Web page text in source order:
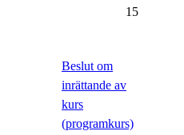
15
Beslut om
inrättande av
kurs
(programkurs)